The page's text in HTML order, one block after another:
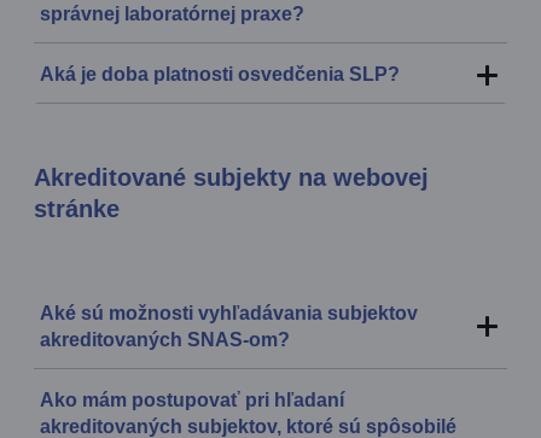
správnej laboratórnej praxe?
Aká je doba platnosti osvedčenia SLP?
Akreditované subjekty na webovej
stránke
Aké sú možnosti vyhľadávania subjektov
akreditovaných SNAS-om?
Ako mám postupovať pri hľadaní
akreditovaných subjektov, ktoré sú spôsobilé